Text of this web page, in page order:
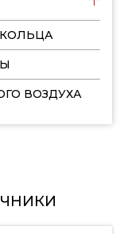
ВОЗДУХА